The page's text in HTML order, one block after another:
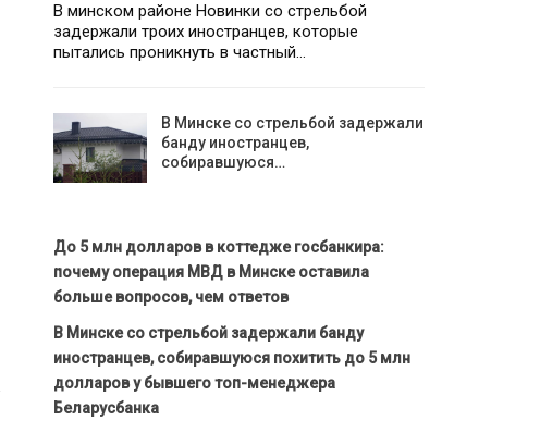
В минском районе Новинки со стрельбой
задержали троих иностранцев, которые
пытались проникнуть в частный…
В Минске со стрельбой задержали
банду иностранцев,
собиравшуюся…
До 5 млн долларов в коттедже госбанкира:
почему операция МВД в Минске оставила
больше вопросов, чем ответов
В Минске со стрельбой задержали банду
иностранцев, собиравшуюся похитить до 5 млн
долларов у бывшего топ-менеджера
Беларусбанка